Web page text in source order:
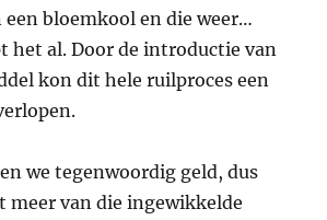
bloemkool en die weer…
het al. Door de introductie van
kon dit hele ruilproces een
we tegenwoordig geld, dus
meer van die ingewikkelde